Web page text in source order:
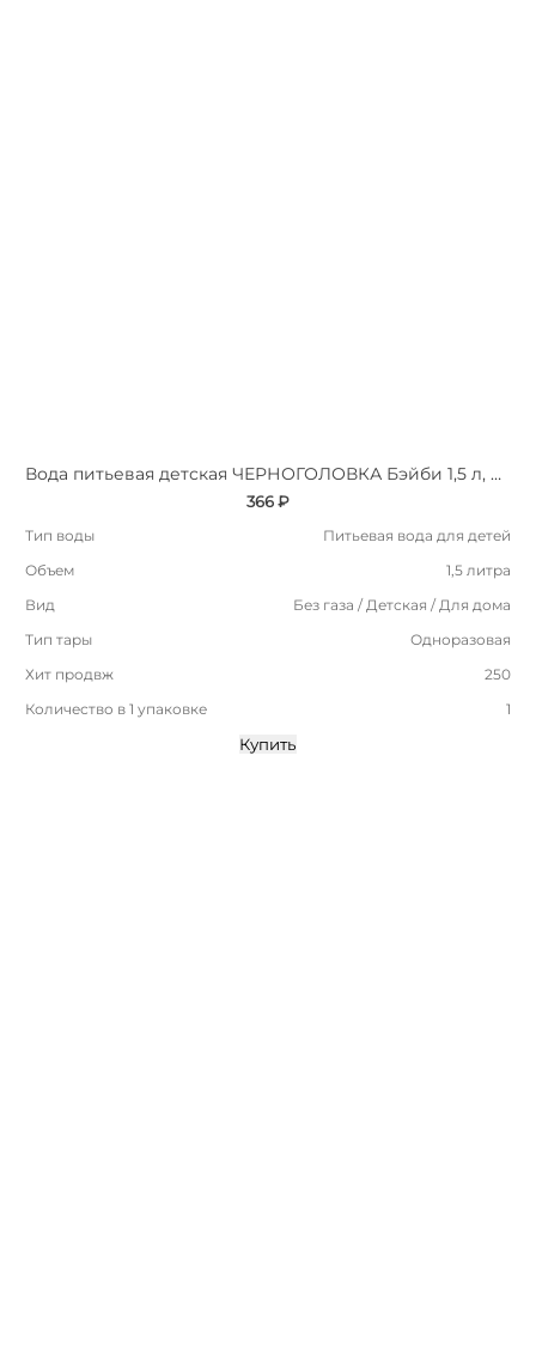
Вода питьевая детская ЧЕРНОГОЛОВКА Бэйби 1,5 л, без газа, ПЭТ
366 ₽
Тип воды
Питьевая вода для детей
Объем
1,5 литра
Вид
Без газа / Детская / Для дома
Тип тары
Одноразовая
Хит продвж
250
Количество в 1 упаковке
1
Купить